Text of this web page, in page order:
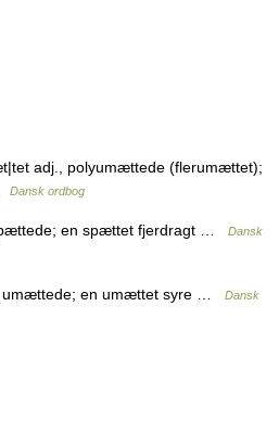
adj., polyumættede (flerumættet);
Dansk ordbog
en spættet fjerdragt …
Dansk
en umættet syre …
Dansk